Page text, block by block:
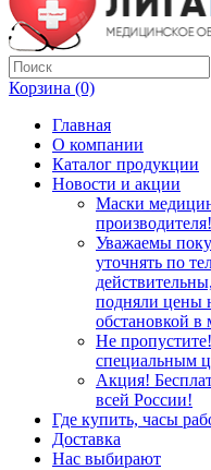
Корзина (0)
Главная
О компании
Каталог продукции
Новости и акции
Маски
Уважаемы
уточнять по
подняли цены
обстановкой
Не
специальным
Акция!
всей России!
Где купить, часы
Доставка
Нас выбирают